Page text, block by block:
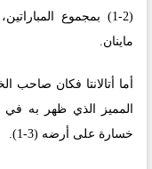
(2-1) بمجموع
ماينان.
أما أتالانتا فكان صاحب
المميز الذي ظهر به في
خسارة على أرضه (3-1).